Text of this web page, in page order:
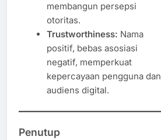
membangun persepsi
otoritas.
Trustworthiness: Nama
positif, bebas asosiasi
negatif, memperkuat
kepercayaan pengguna dan
audiens digital.
Penutup